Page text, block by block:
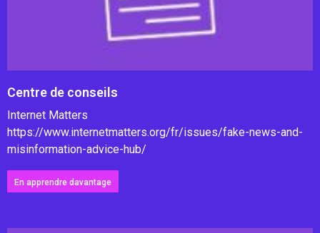
Centre de conseils
Internet Matters
https://www.internetmatters.org/fr/issues/fake-news-and-
misinformation-advice-hub/
En apprendre davantage